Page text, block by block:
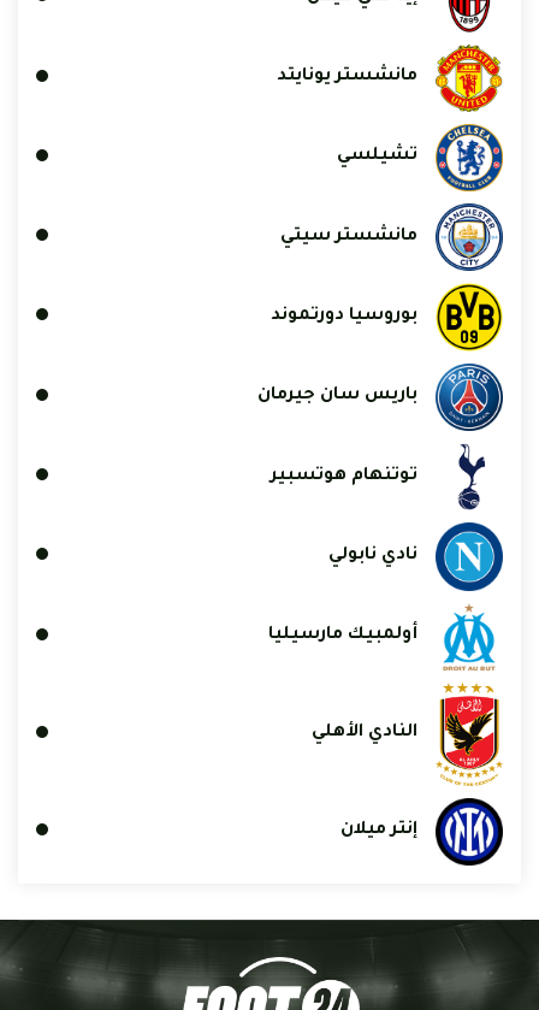
مانشستر يونايتد
تشيلسي
مانشستر سيتي
بوروسيا دورتموند
باريس سان جيرمان
توتنهام هوتسبير
نادي نابولي
أولمبيك مارسيليا
النادي الأهلي
إنتر ميلان